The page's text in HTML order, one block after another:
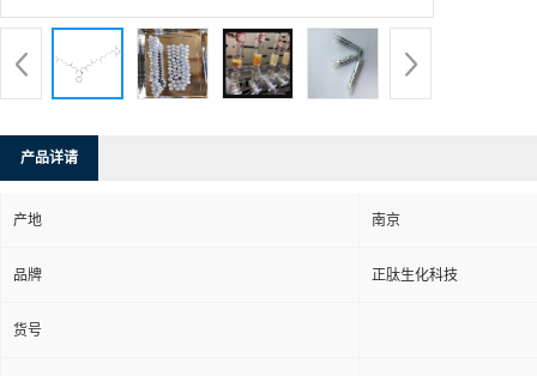
产品详请
产地 南京
品牌 正肽生化科技
货号